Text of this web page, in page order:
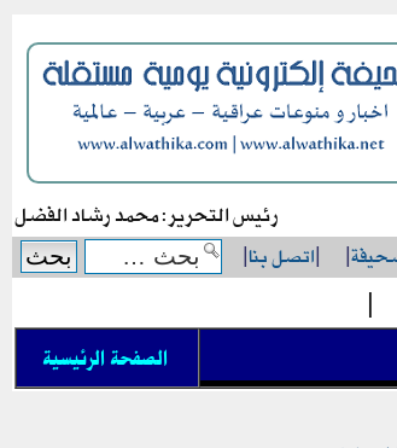
رئيس التحرير: محمد رشاد الفضل
|
|اتصل بنا|
|
الصفحة الرئيسية